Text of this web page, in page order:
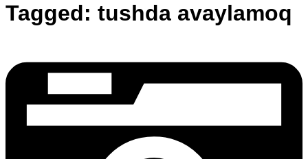
Tagged: tushda avaylamoq